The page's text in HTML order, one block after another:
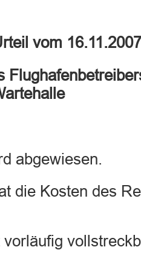
vom
abgewiesen.
die Kosten des